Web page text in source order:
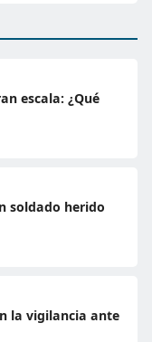
escala: ¿Qué
soldado herido
la vigilancia ante